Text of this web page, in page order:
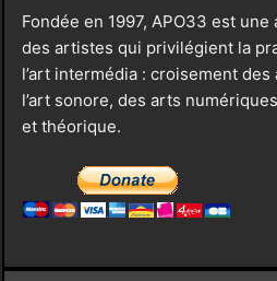
Fondée en 1997, APO33 est
des artistes qui privilégient la
l’art intermédia : croisement
l’art sonore, des arts
et théorique.